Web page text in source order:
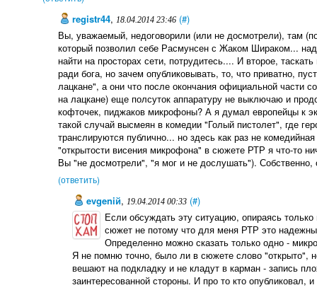
registr44, 18.04.2014 23:46 (#)
Вы, уважаемый, недоговорили (или не досмотрели), там
который позволил себе Расмунсен с Жаком Шираком...
найти на просторах сети, потрудитесь.... И второе,
ради бога, но зачем опубликовывать, то, что приватно,
лацкане", а они что после окончания официальной части
на лацкане) еще полсуток аппаратуру не выключаю и
кофточек, пиджаков микрофоны? А я думал европейцы к
такой случай высмеян в комедии "Голый пистолет", где
транслируются публично... но здесь как раз не
"открытости висения микрофона" в сюжете РТР я что-то
Вы "не досмотрели", "я мог и не дослушать"). Собственно,
(ответить)
evgeniй, 19.04.2014 00:33 (#)
Если обсуждать эту ситуацию, опираясь
сюжет не потому что для меня РТР это
Определенно можно сказать только одно -
Я не помню точно, было ли в сюжете слово "открыто",
вешают на подкладку и не кладут в карман - запись
заинтересованной стороны. И про то кто опубликовал,